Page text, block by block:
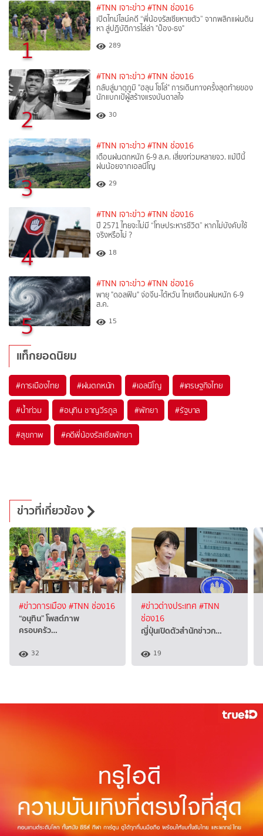
1
#TNN เจาะข่าว #TNN ช่อง16
เปิดไทม์ไลน์คดี “พี่น้องรัสเซียหายตัว” จากพลิกแผ่นดิน
หา สู่ปฏิบัติการไล่ล่า "ป๋อง-ธง"
289
2
#TNN เจาะข่าว #TNN ช่อง16
กลับสู่มาตุภูมิ "ฮลุน โซโล่" การเดินทางครั้งสุดท้ายของ
นักแบกเป้ผู้สร้างแรงบันดาลใจ
30
3
#TNN เจาะข่าว #TNN ช่อง16
เตือนฝนตกหนัก 6-9 ส.ค. เสี่ยงท่วมหลายจว. แม้ปีนี้
ฝนน้อยจากเอลนีโญ
29
4
#TNN เจาะข่าว #TNN ช่อง16
ปี 2571 ไทยจะไม่มี “โทษประหารชีวิต” หากไม่บังคับใช้
จริงหรือไม่ ?​
18
5
#TNN เจาะข่าว #TNN ช่อง16
พายุ "ดอลฟิน" จ่อจีน-ไต้หวัน ไทยเตือนฝนหนัก 6-9
ส.ค.
15
แท็กยอดนิยม
#การเมืองไทย #ฝนตกหนัก #เอลนีโญ #เศรษฐกิจไทย
#น้ำท่วม #อนุทิน ชาญวีรกูล #พัทยา #รัฐบาล
#สุขภาพ #คดีพี่น้องรัสเซียพัทยา
ข่าวที่เกี่ยวข้อง
#ข่าวการเมือง#TNN ช่อง16
“อนุทิน” โพสต์ภาพ
ครอบครัว…
32
#ข่าวต่างประเทศ #TNN
ช่อง16
ญี่ปุ่นเปิดตัวสำนักข่าวก…
19